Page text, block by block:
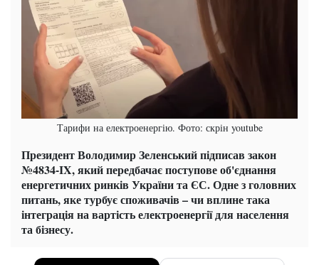
Тарифи на електроенергію. Фото: скрін youtube
Президент Володимир Зеленський підписав закон
№4834-IX, який передбачає поступове об'єднання
енергетичних ринків України та ЄС. Одне з головних
питань, яке турбує споживачів – чи вплине така
інтеграція на вартість електроенергії для населення
та бізнесу.